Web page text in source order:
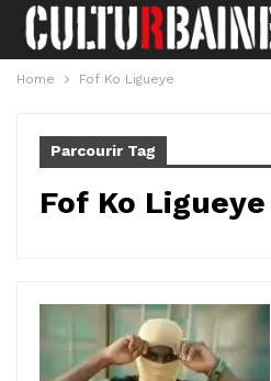
Home Fof Ko Ligueye
Parcourir Tag
Fof Ko Ligueye